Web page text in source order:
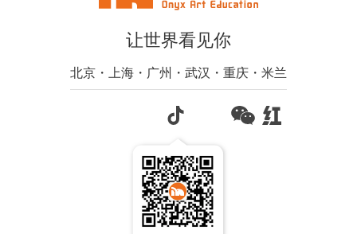
让世界看见你
北京・上海・广州・武汉・重庆・米兰